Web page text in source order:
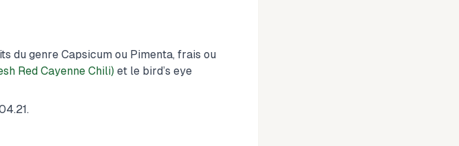
du genre Capsicum ou Pimenta, frais ou
Red Cayenne Chili) et le bird’s eye